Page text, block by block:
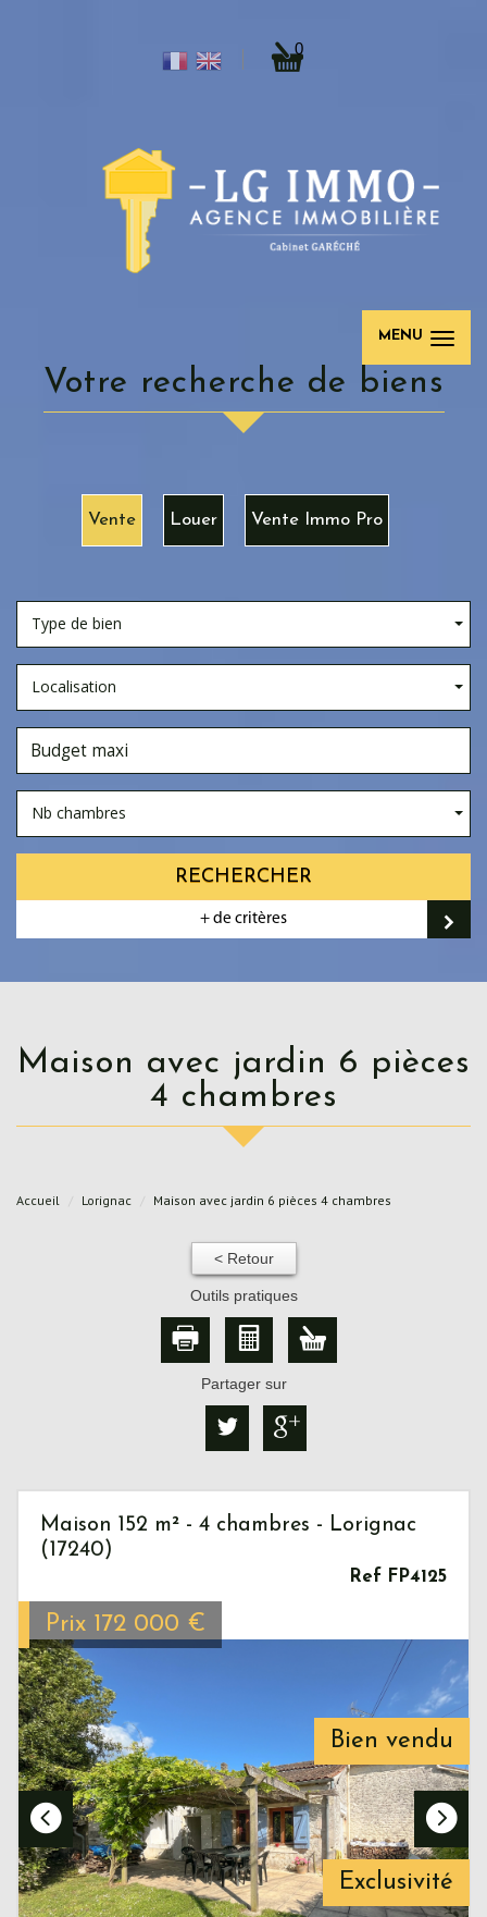
0
MENU
votre recherche de biens
Vente Louer Vente Immo Pro
Type de bien
Localisation
Nb chambres
RECHERCHER
+ de critères
Maison avec jardin 6 pièces
4 chambres
Accueil Lorignac Maison avec jardin 6 pièces 4 chambres
< Retour
Outils pratiques
Partager sur
Bien vendu
Exclusivité
Maison 152 m² - 4 chambres - Lorignac
(17240)
Ref FP4125
Prix 172 000 €